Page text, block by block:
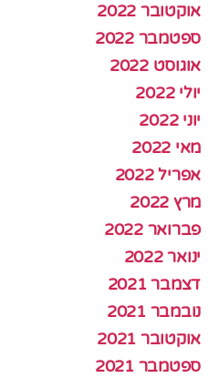
אוקטובר 2022
ספטמבר 2022
אוגוסט 2022
יולי 2022
יוני 2022
מאי 2022
אפריל 2022
מרץ 2022
פברואר 2022
ינואר 2022
דצמבר 2021
נובמבר 2021
אוקטובר 2021
ספטמבר 2021